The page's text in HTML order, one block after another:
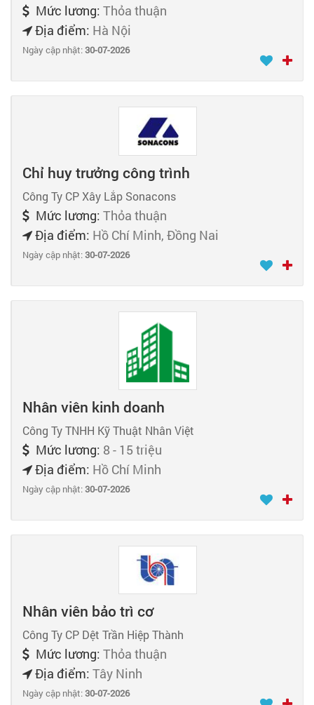
Mức lương: Thỏa thuận
Địa điểm: Hà Nội
Ngày cập nhật:30-07-2026
Chỉ huy trưởng công trình
Công Ty CP Xây Lắp Sonacons
Mức lương: Thỏa thuận
Địa điểm: Hồ Chí Minh, Đồng Nai
Ngày cập nhật:30-07-2026
Nhân viên kinh doanh
Công Ty TNHH Kỹ Thuật Nhân Việt
Mức lương: 8 - 15 triệu
Địa điểm: Hồ Chí Minh
Ngày cập nhật:30-07-2026
Nhân viên bảo trì cơ
Công Ty CP Dệt Trần Hiệp Thành
Mức lương: Thỏa thuận
Địa điểm: Tây Ninh
Ngày cập nhật:30-07-2026